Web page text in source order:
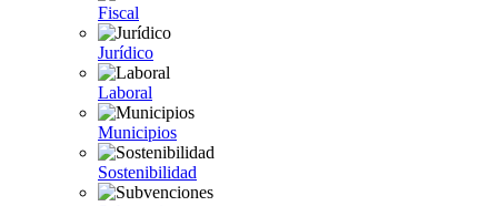
Fiscal
Jurídico
Laboral
Municipios
Sostenibilidad